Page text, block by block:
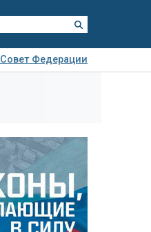
Совет Федерации